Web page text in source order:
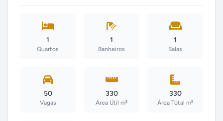
1
Quartos
1
Banheiros
1
Salas
50
Vagas
330
Área Útil m²
330
Área Total m²